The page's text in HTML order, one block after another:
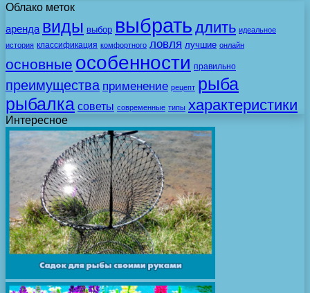
Облако меток
аренда виды выбор выбрать длить идеальное
история классификация комфортного ловля лучшие онлайн
основные особенности правильно
преимущества применение рецепт рыба
рыбалка советы современные типы характеристики
Интересное